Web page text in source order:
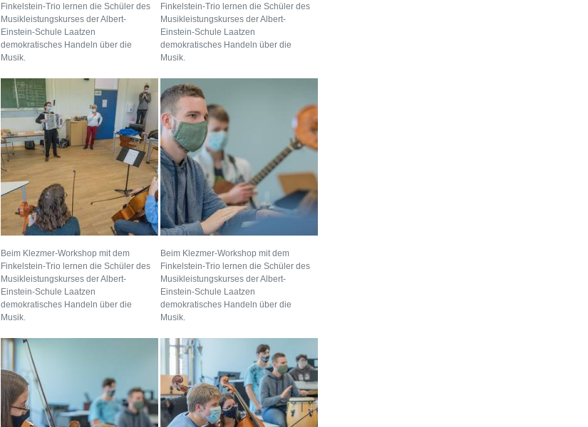
Finkelstein-Trio lernen die Schüler des
Musikleistungskurses der Albert-
Einstein-Schule Laatzen
demokratisches Handeln über die
Musik.
Finkelstein-Trio lernen die Schüler des
Musikleistungskurses der Albert-
Einstein-Schule Laatzen
demokratisches Handeln über die
Musik.
Beim Klezmer-Workshop mit dem
Finkelstein-Trio lernen die Schüler des
Musikleistungskurses der Albert-
Einstein-Schule Laatzen
demokratisches Handeln über die
Musik.
Beim Klezmer-Workshop mit dem
Finkelstein-Trio lernen die Schüler des
Musikleistungskurses der Albert-
Einstein-Schule Laatzen
demokratisches Handeln über die
Musik.